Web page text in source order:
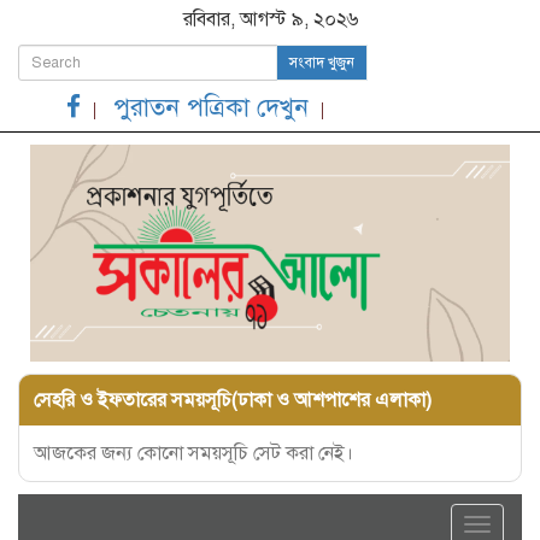
রবিবার, আগস্ট ৯, ২০২৬
সংবাদ খুজুন
পুরাতন পত্রিকা দেখুন
সেহরি ও ইফতারের সময়সূচি(ঢাকা ও আশপাশের এলাকা)
আজকের জন্য কোনো সময়সূচি সেট করা নেই।
Toggle